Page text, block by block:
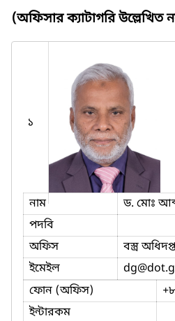
(অফিসার ক্যাটাগরি উল্লেখিত
১
নাম
ড. মোঃ
পদবি
অফিস
বস্ত্র
ইমেইল
dg
ফোন (অফিস)
ইন্টারকম